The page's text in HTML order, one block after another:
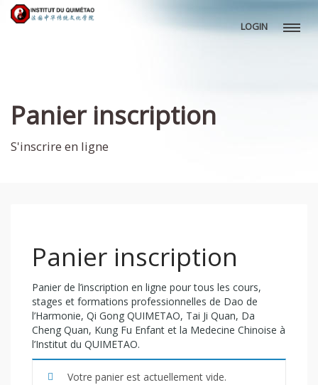
LOGIN
Panier inscription
S'inscrire en ligne
Panier inscription
Panier de l’inscription en ligne pour tous les cours,
stages et formations professionnelles de Dao de
l’Harmonie, Qi Gong QUIMETAO, Tai Ji Quan, Da
Cheng Quan, Kung Fu Enfant et la Medecine Chinoise à
l’Institut du QUIMETAO.
Votre panier est actuellement vide.